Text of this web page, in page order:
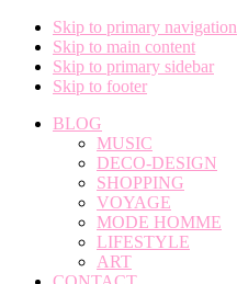
Skip to primary navigation
Skip to main content
Skip to primary sidebar
Skip to footer
BLOG
MUSIC
DECO-DESIGN
SHOPPING
VOYAGE
MODE HOMME
LIFESTYLE
ART